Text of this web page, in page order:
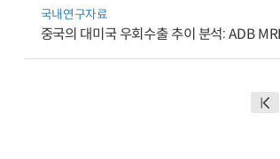
국내연구자료
중국의 대미국 우회수출 추이 분석: ADB